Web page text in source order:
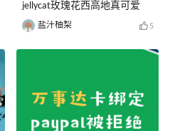
jellycat玫瑰花西高地真可爱
盐汁柚梨 5